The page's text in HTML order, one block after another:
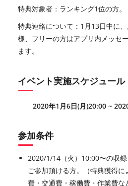
特典対象者：ランキング1位の方。
特典連絡について：1月13日中に
様、フリーの方はアプリ内メッセ
ます。
イベント実施スケジュール
2020年1月6日(月)20:00 ~
参加条件
2020/1/14（火）10:00〜の収
ご参加頂ける方。（特典獲得
費・交通費・稼働費・作業費